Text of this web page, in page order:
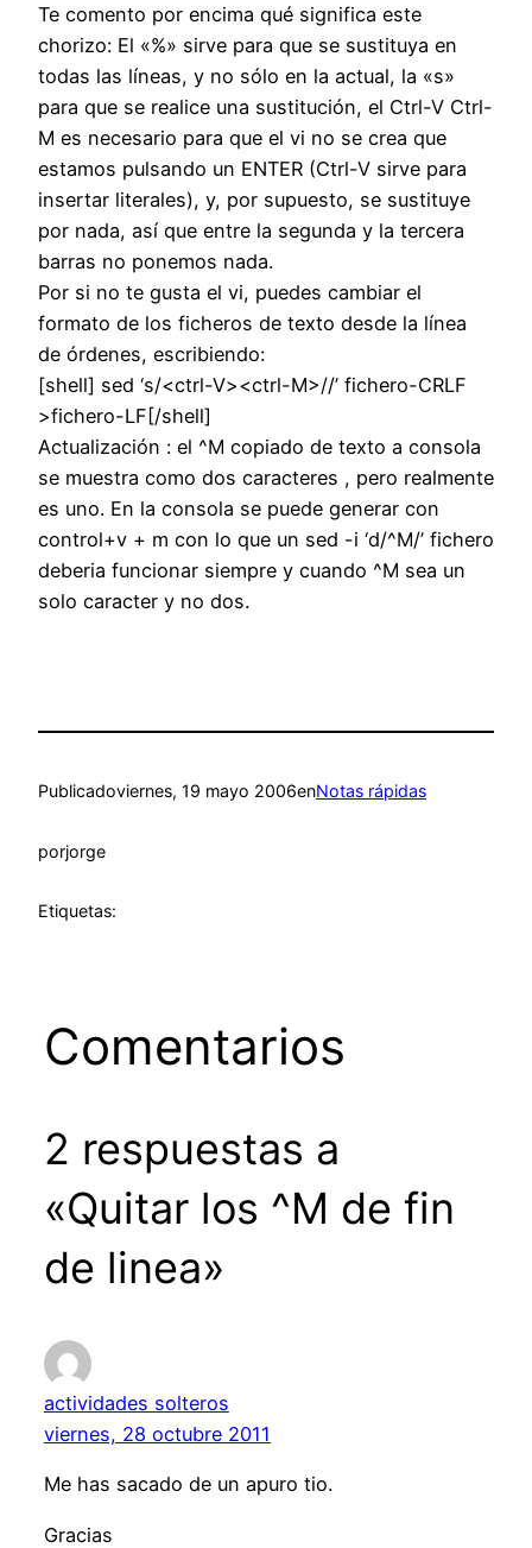
Te comento por encima qué significa este
chorizo: El «%» sirve para que se sustituya en
todas las líneas, y no sólo en la actual, la «s»
para que se realice una sustitución, el Ctrl-V Ctrl-
M es necesario para que el vi no se crea que
estamos pulsando un ENTER (Ctrl-V sirve para
insertar literales), y, por supuesto, se sustituye
por nada, así que entre la segunda y la tercera
barras no ponemos nada.
Por si no te gusta el vi, puedes cambiar el
formato de los ficheros de texto desde la línea
de órdenes, escribiendo:
[shell] sed ‘s/<ctrl-V><ctrl-M>//’ fichero-CRLF
>fichero-LF[/shell]
Actualización : el ^M copiado de texto a consola
se muestra como dos caracteres , pero realmente
es uno. En la consola se puede generar con
control+v + m con lo que un sed -i ‘d/^M/’ fichero
deberia funcionar siempre y cuando ^M sea un
solo caracter y no dos.
Publicadoviernes, 19 mayo 2006enNotas rápidas
porjorge
Etiquetas:
Comentarios
2 respuestas a
«Quitar los ^M de fin
de linea»
actividades solteros
viernes, 28 octubre 2011
Me has sacado de un apuro tio.
Gracias